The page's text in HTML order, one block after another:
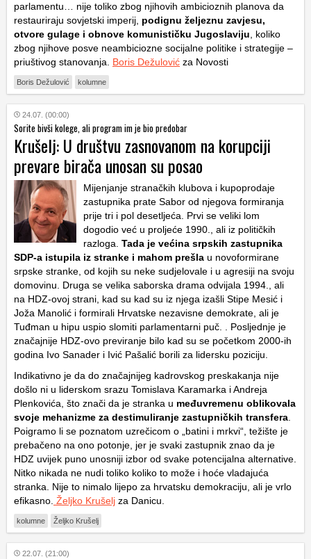
parlamentu… nije toliko zbog njihovih ambicioznih planova da
restauriraju sovjetski imperij, podignu željeznu zavjesu,
otvore gulage i obnove komunističku Jugoslaviju , koliko
zbog njihove posve neambiciozne socijalne politike i strategije –
priuštivog stanovanja. Boris Dežulović za Novosti
Boris Dežulović kolumne
24.07. (00:00)
Sorite bivši kolege, ali program im je bio predobar
Krušelj: U društvu zasnovanom na korupciji
prevare birača unosan su posao
Mijenjanje stranačkih klubova i kupoprodaje
zastupnika prate Sabor od njegova formiranja
prije tri i pol desetljeća. Prvi se veliki lom
dogodio već u proljeće 1990., ali iz političkih
razloga. Tada je većina srpskih zastupnika
SDP-a istupila iz stranke i mahom prešla u novoformirane
srpske stranke, od kojih su neke sudjelovale i u agresiji na svoju
domovinu. Druga se velika saborska drama odvijala 1994., ali
na HDZ-ovoj strani, kad su kad su iz njega izašli Stipe Mesić i
Joža Manolić i formirali Hrvatske nezavisne demokrate, ali je
Tuđman u hipu uspio slomiti parlamentarni puč. . Posljednje je
značajnije HDZ-ovo previranje bilo kad su se početkom 2000-ih
godina Ivo Sanader i Ivić Pašalić borili za lidersku poziciju.
Indikativno je da do značajnijeg kadrovskog preskakanja nije
došlo ni u liderskom srazu Tomislava Karamarka i Andreja
Plenkovića, što znači da je stranka u međuvremenu oblikovala
svoje mehanizme za destimuliranje zastupničkih transfera
Poigramo li se poznatom uzrečicom o „batini i mrkvi“, težište je
prebačeno na ono potonje, jer je svaki zastupnik znao da je
HDZ uvijek puno unosniji izbor od svake potencijalna alternative.
Nitko nikada ne nudi toliko koliko to može i hoće vladajuća
stranka. Nije to nimalo lijepo za hrvatsku demokraciju, ali je vrlo
efikasno. Željko Krušelj za Danicu.
kolumne Željko Krušelj
22.07. (21:00)